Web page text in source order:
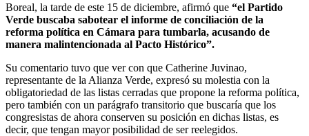
Boreal, la tarde de este 15 de diciembre, afirmó que “el Partido
Verde buscaba sabotear el informe de conciliación de la
reforma política en Cámara para tumbarla, acusando de
manera malintencionada al Pacto Histórico”.
Su comentario tuvo que ver con que Catherine Juvinao,
representante de la Alianza Verde, expresó su molestia con la
obligatoriedad de las listas cerradas que propone la reforma política,
pero también con un parágrafo transitorio que buscaría que los
congresistas de ahora conserven su posición en dichas listas, es
decir, que tengan mayor posibilidad de ser reelegidos.